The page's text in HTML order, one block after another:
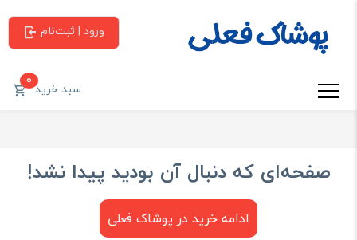
ورود | ثبت‌نام
سبد خرید0
صفحه‌ای که دنبال آن بودید پیدا نشد!
ادامه خرید در پوشاک فعلی